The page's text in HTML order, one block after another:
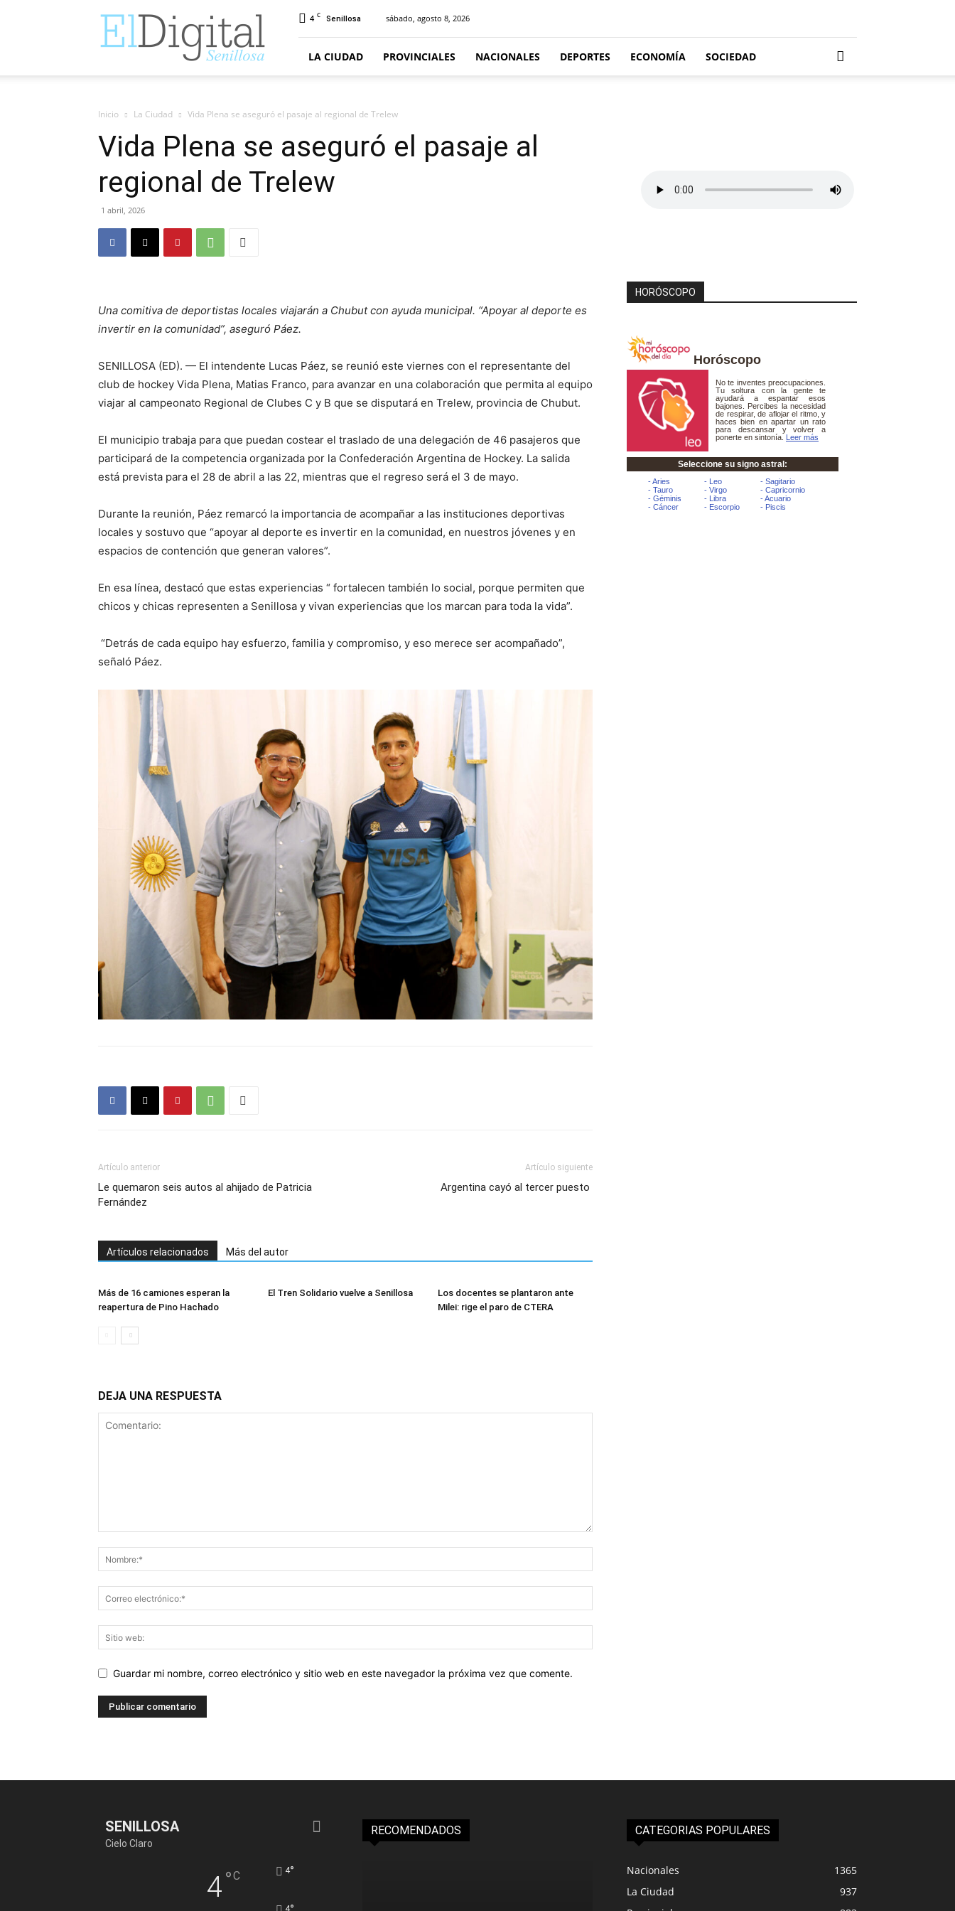
4 C Senillosa sábado, agosto 8, 2026
LA CIUDAD PROVINCIALES NACIONALES DEPORTES ECONOMÍA SOCIEDAD
Inicio La Ciudad Vida Plena se aseguró el pasaje al regional de Trelew
Vida Plena se aseguró el pasaje al
regional de Trelew
1 abril, 2026
Una comitiva de deportistas locales viajarán a Chubut con ayuda municipal. “Apoyar al deporte es
invertir en la comunidad”, aseguró Páez.
SENILLOSA (ED). — El intendente Lucas Páez, se reunió este viernes con el representante del
club de hockey Vida Plena, Matias Franco, para avanzar en una colaboración que permita al equipo
viajar al campeonato Regional de Clubes C y B que se disputará en Trelew, provincia de Chubut.
El municipio trabaja para que puedan costear el traslado de una delegación de 46 pasajeros que
participará de la competencia organizada por la Confederación Argentina de Hockey. La salida
está prevista para el 28 de abril a las 22, mientras que el regreso será el 3 de mayo.
Durante la reunión, Páez remarcó la importancia de acompañar a las instituciones deportivas
locales y sostuvo que “apoyar al deporte es invertir en la comunidad, en nuestros jóvenes y en
espacios de contención que generan valores”.
En esa línea, destacó que estas experiencias “ fortalecen también lo social, porque permiten que
chicos y chicas representen a Senillosa y vivan experiencias que los marcan para toda la vida”.
“Detrás de cada equipo hay esfuerzo, familia y compromiso, y eso merece ser acompañado”,
señaló Páez.
Artículo anterior
Le quemaron seis autos al ahijado de Patricia
Fernández
Artículo siguiente
Argentina cayó al tercer puesto
Artículos relacionados Más del autor
Más de 16 camiones esperan la
reapertura de Pino Hachado
El Tren Solidario vuelve a Senillosa
Los docentes se plantaron ante
Milei: rige el paro de CTERA
DEJA UNA RESPUESTA
Guardar mi nombre, correo electrónico y sitio web en este navegador la próxima vez que comente.
HORÓSCOPO
Horóscopo
SENILLOSA
Cielo Claro
4°C 4°
4
RECOMENDADOS CATEGORIAS POPULARES
Nacionales
1365
La Ciudad
937